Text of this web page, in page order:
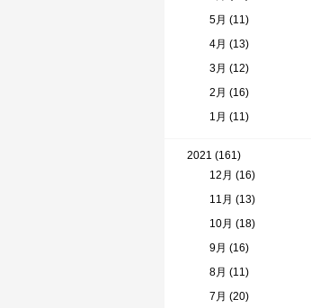
5月 (11)
4月 (13)
3月 (12)
2月 (16)
1月 (11)
2021 (161)
12月 (16)
11月 (13)
10月 (18)
9月 (16)
8月 (11)
7月 (20)